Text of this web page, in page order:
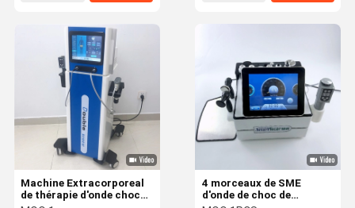
4 morceaux de SME
d'onde de choc de
Machine Extracorporeal
de thérapie d'onde choc